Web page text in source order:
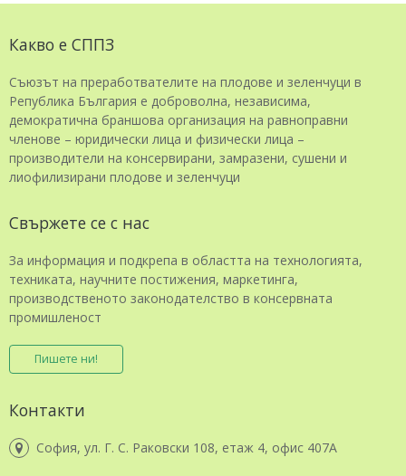
Какво е СППЗ
Съюзът на преработвателите на плодове и зеленчуци в
Република България е доброволна, независима,
демократична браншова организация на равноправни
членове – юридически лица и физически лица –
производители на консервирани, замразени, сушени и
лиофилизирани плодове и зеленчуци
Свържете се с нас
За информация и подкрепа в областта на технологията,
техниката, научните постижения, маркетинга,
производственото законодателство в консервната
промишленост
Пишете ни!
Контакти
София, ул. Г. С. Раковски 108, етаж 4, офис 407А